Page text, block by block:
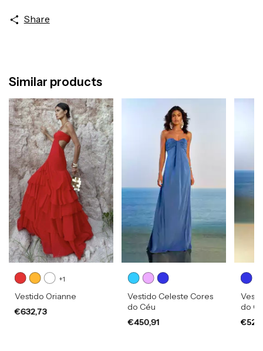
Share
Similar products
+1
Vestido Orianne
€632,73
Vestido Celeste Cores
do Céu
€450,91
do